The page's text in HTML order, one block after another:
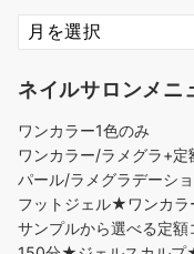
ネイルサロンメニ
ワンカラー1色のみ
ワンカラー/ラメグラ+定
パール/ラメグラデーシ
フットジェル★ワンカラ
サンプルから選べる定額